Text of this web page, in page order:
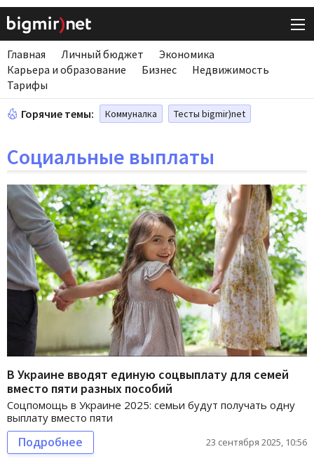
Главная Личный бюджет
Экономика
Карьера и образование
Бизнес
Недвижимость
Тарифы
Горячие темы: Коммуналка Тесты bigmir)net
Социальные выплаты
В Украине вводят единую соцвыплату для семей
вместо пяти разных пособий
Соцпомощь в Украине 2025: семьи будут получать одну
выплату вместо пяти
Подробнее 23 сентября 2025, 10:56